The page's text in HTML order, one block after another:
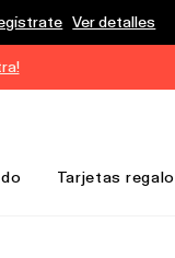
Ver detalles
Tarjetas regalo